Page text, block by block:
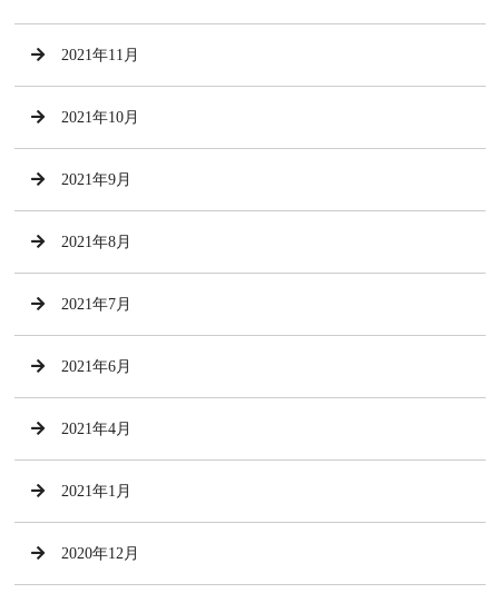
2021年11月
2021年10月
2021年9月
2021年8月
2021年7月
2021年6月
2021年4月
2021年1月
2020年12月